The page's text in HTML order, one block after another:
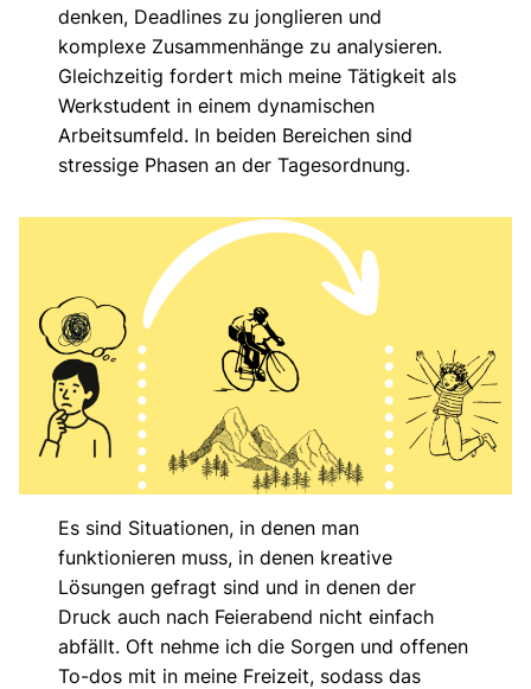
denken, Deadlines zu jonglieren und
komplexe Zusammenhänge zu analysieren.
Gleichzeitig fordert mich meine Tätigkeit als
Werkstudent in einem dynamischen
Arbeitsumfeld. In beiden Bereichen sind
stressige Phasen an der Tagesordnung.
Es sind Situationen, in denen man
funktionieren muss, in denen kreative
Lösungen gefragt sind und in denen der
Druck auch nach Feierabend nicht einfach
abfällt. Oft nehme ich die Sorgen und offenen
To-dos mit in meine Freizeit, sodass das